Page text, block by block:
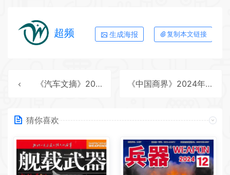
超频 生成海报 复制本文链接
《汽车文摘》2024年度全彩精校PDF杂志合集订阅下载 《中国商界》2024年度全彩精校PDF杂志合集订阅下载
猜你喜欢